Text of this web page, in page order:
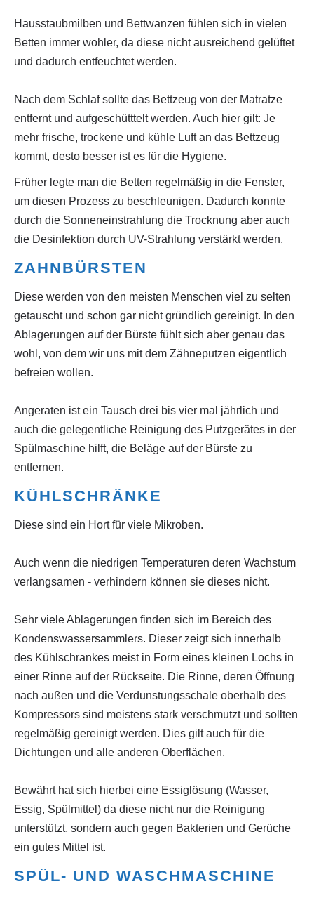
Hausstaubmilben und Bettwanzen fühlen sich in vielen
Betten immer wohler, da diese nicht ausreichend gelüftet
und dadurch entfeuchtet werden.
Nach dem Schlaf sollte das Bettzeug von der Matratze
entfernt und aufgeschütttelt werden. Auch hier gilt: Je
mehr frische, trockene und kühle Luft an das Bettzeug
kommt, desto besser ist es für die Hygiene.
Früher legte man die Betten regelmäßig in die Fenster,
um diesen Prozess zu beschleunigen. Dadurch konnte
durch die Sonneneinstrahlung die Trocknung aber auch
die Desinfektion durch UV-Strahlung verstärkt werden.
ZAHNBÜRSTEN
Diese werden von den meisten Menschen viel zu selten
getauscht und schon gar nicht gründlich gereinigt. In den
Ablagerungen auf der Bürste fühlt sich aber genau das
wohl, von dem wir uns mit dem Zähneputzen eigentlich
befreien wollen.
Angeraten ist ein Tausch drei bis vier mal jährlich und
auch die gelegentliche Reinigung des Putzgerätes in der
Spülmaschine hilft, die Beläge auf der Bürste zu
entfernen.
KÜHLSCHRÄNKE
Diese sind ein Hort für viele Mikroben.
Auch wenn die niedrigen Temperaturen deren Wachstum
verlangsamen - verhindern können sie dieses nicht.
Sehr viele Ablagerungen finden sich im Bereich des
Kondenswassersammlers. Dieser zeigt sich innerhalb
des Kühlschrankes meist in Form eines kleinen Lochs in
einer Rinne auf der Rückseite. Die Rinne, deren Öffnung
nach außen und die Verdunstungsschale oberhalb des
Kompressors sind meistens stark verschmutzt und sollten
regelmäßig gereinigt werden. Dies gilt auch für die
Dichtungen und alle anderen Oberflächen.
Bewährt hat sich hierbei eine Essiglösung (Wasser,
Essig, Spülmittel) da diese nicht nur die Reinigung
unterstützt, sondern auch gegen Bakterien und Gerüche
ein gutes Mittel ist.
SPÜL- UND WASCHMASCHINE